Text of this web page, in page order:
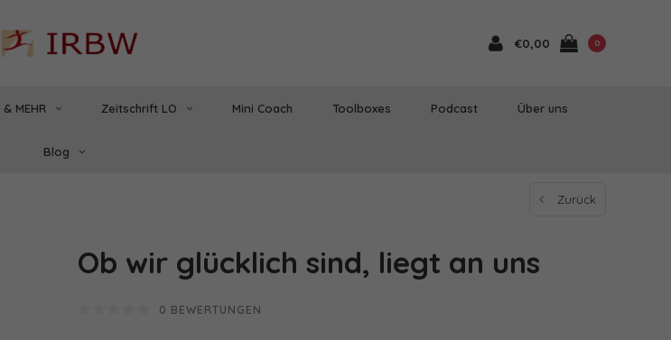
€0,00 0
& MEHR Zeitschrift LO Mini Coach Toolboxes Podcast Über uns
Blog
Zurück
Ob wir glücklich sind, liegt an uns
0 BEWERTUNGEN